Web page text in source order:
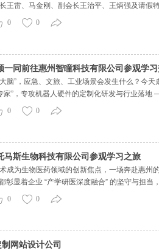
王雷、马金刚、副会长王治平、王炳强及请
次进行了详细的自我介绍，不仅介绍了自己的
0 0
同前往惠州智瞳科技有限公司参观学
脑”，应急、文旅、工业场景会发生什么？今
家”，专攻机器人硬件的定制化研发与行业落
，智瞳的工程师就开始 “操作讲解”：应急场景
0 0
斯生物科技有限公司参观学习之旅
成为生物医药领域的创新焦点，一场奔赴惠
彰显着企业 “产学研医深度融合” 的坚守与
化的技术平台，先进的仪器设备高速运转，科
0 0
网站设计公司